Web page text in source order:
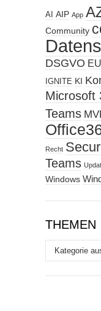
AI AIP App
Community
DSGVO EU
IGNITE KI
Microsoft
Teams
Recht
Teams
Windows
THEMEN
Themen